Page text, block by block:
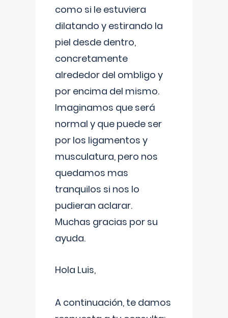
como si le estuviera
dilatando y estirando la
piel desde dentro,
concretamente
alrededor del ombligo y
por encima del mismo.
Imaginamos que será
normal y que puede ser
por los ligamentos y
musculatura, pero nos
quedamos mas
tranquilos si nos lo
pudieran aclarar.
Muchas gracias por su
ayuda.
Hola Luis,
A continuación, te damos